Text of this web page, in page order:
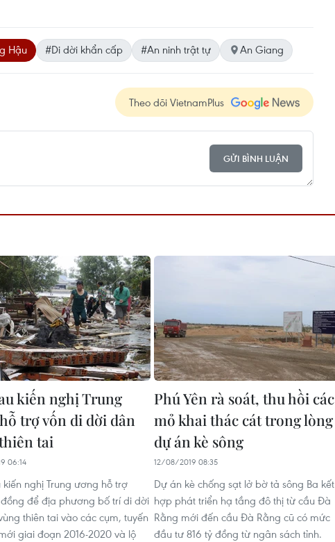
Hậu #Di dời khẩn cấp #An ninh trật tự An Giang
Theo dõi VietnamPlus
GỬI BÌNH LUẬN
kiến nghị Trung
trợ vốn di dời dân
tai
06:14
nghị Trung ương hỗ trợ
đồng để địa phương bố trí di dời
thiên tai vào các cụm, tuyến
giai đoạn 2016-2020 và lộ
Phú Yên rà soát, thu hồi các
mỏ khai thác cát trong lòng
dự án kè sông
12/08/2019 08:35
Dự án kè chống sạt lở bờ tả sông Ba kết
hợp phát triển hạ tầng đô thị từ cầu Đà
Rằng mới đến cầu Đà Rằng cũ có mức
đầu tư 816 tỷ đồng từ ngân sách tỉnh.